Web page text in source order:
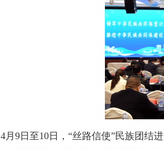
4月9日至10日，“丝路信使”民族团结